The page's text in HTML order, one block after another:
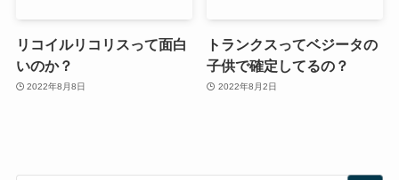
リコイルリコリスって面白
いのか？
2022年8月8日
トランクスってベジータの
子供で確定してるの？
2022年8月2日